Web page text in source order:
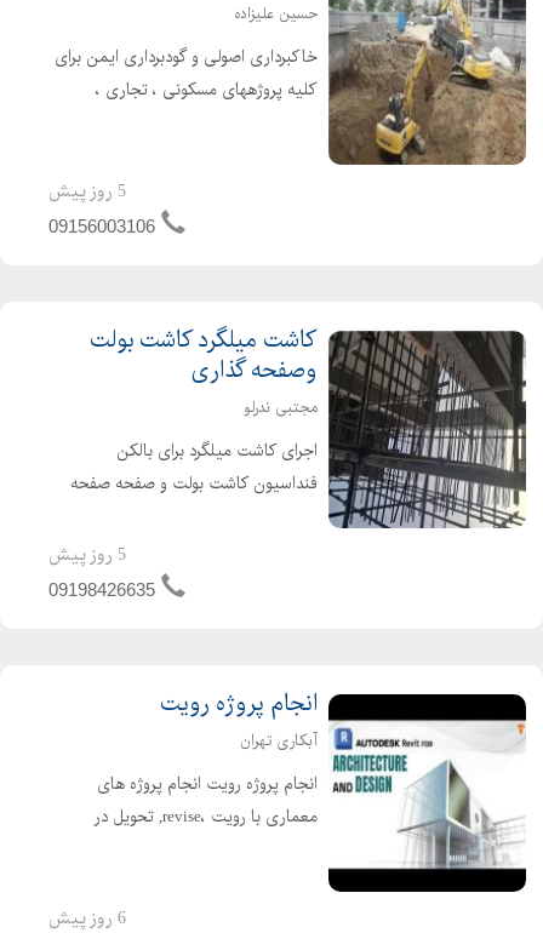
حسین علیزاده
خاکبرداری اصولی و گودبرداری ایمن برای
کلیه پروژههای مسکونی ، تجاری ،
کامل استانداردهای ایمنی · عملیات
راهسازی شامل زیرسازی ...
5 روز پیش
09156003106
کاشت میلگرد کاشت بولت
وصفحه گذاری
مجتبی ندرلو
اجرای کاشت میلگرد برای بالکن
فنداسیون کاشت بولت و صفحه صفحه
حداقل زمان شبانه روزی ( کاشت میلگرد
کاشت بولت وصفحه گذاری )
5 روز پیش
09198426635
انجام پروژه رویت
آبکاری تهران
انجام پروژه رویت انجام پروژه های
معماری با رویت ،revise, تحویل در
6 روز پیش